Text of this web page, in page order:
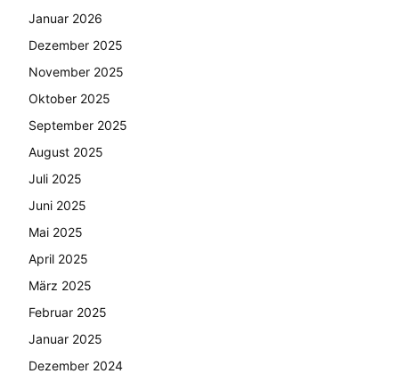
Januar 2026
Dezember 2025
November 2025
Oktober 2025
September 2025
August 2025
Juli 2025
Juni 2025
Mai 2025
April 2025
März 2025
Februar 2025
Januar 2025
Dezember 2024